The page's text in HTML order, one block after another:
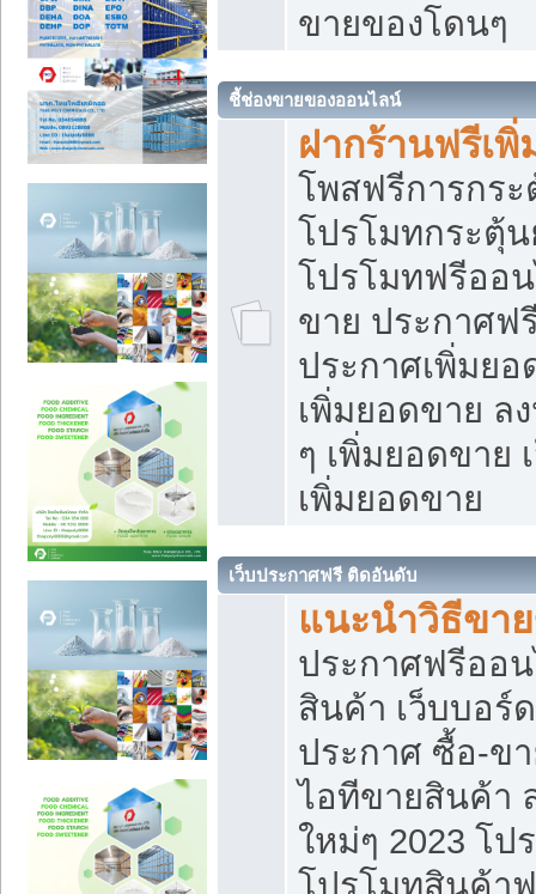
ขายของโดนๆ
ชี้ช่องขายของออนไลน์
ฝากร้านฟรีเ
โพสฟรีการกร
โปรโมทกระตุ้
โปรโมทฟรีออ
ขาย ประกาศฟ
ประกาศเพิ่มย
เพิ่มยอดขาย ล
ๆ เพิ่มยอดขาย
เพิ่มยอดขาย
เว็บประกาศฟรี ติดอันดับ
แนะนำวิธีขา
ประกาศฟรีออ
สินค้า เว็บบอร์
ประกาศ ซื้อ-ข
ไอทีขายสินค้า
ใหม่ๆ 2023 โป
โปรโมทสินค้า